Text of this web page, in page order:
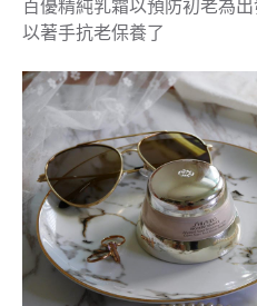
百優精純乳霜以預防初老為
以著手抗老保養了